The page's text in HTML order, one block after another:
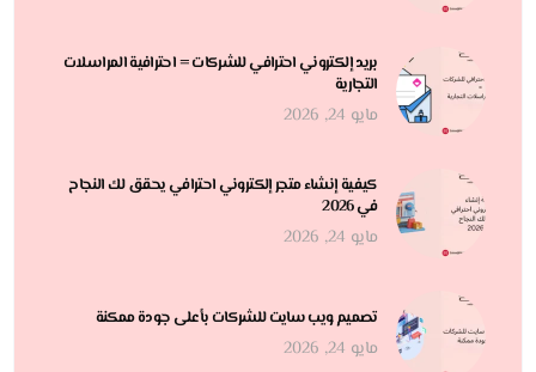
بريد إلكتروني احترافي للشركات = احترافية المراسلات
التجارية
مايو 24, 2026
كيفية إنشاء متجر إلكتروني احترافي يحقق لك النجاح
في 2026
مايو 24, 2026
تصميم ويب سايت للشركات بأعلى جودة ممكنة
مايو 24, 2026